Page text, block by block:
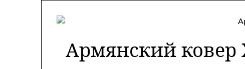
Армянский ковер